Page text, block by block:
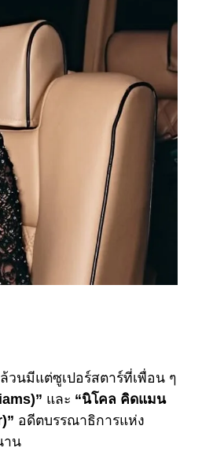
ล้วนมีแต่ซูเปอร์สตาร์ที่เพื่อน ๆ
และ “นิโคล คิดแมน
อดีตบรรณาธิการแห่ง
าน